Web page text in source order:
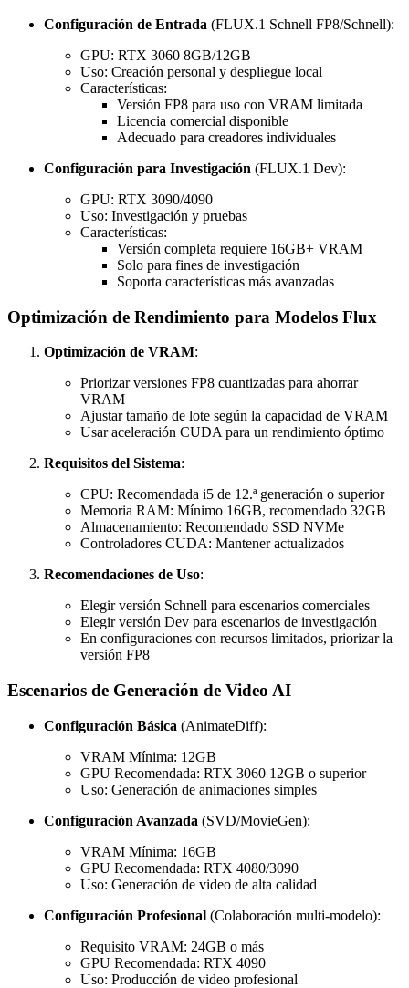
Configuración de Entrada (FLUX.1 Schnell FP8/Schnell):
GPU: RTX 3060 8GB/12GB
Uso: Creación personal y despliegue local
Características:
Versión FP8 para uso con VRAM limitada
Licencia comercial disponible
Adecuado para creadores individuales
Configuración para Investigación (FLUX.1 Dev):
GPU: RTX 3090/4090
Uso: Investigación y pruebas
Características:
Versión completa requiere 16GB+ VRAM
Solo para fines de investigación
Soporta características más avanzadas
Optimización de Rendimiento para Modelos Flux
Optimización de VRAM:
Priorizar versiones FP8 cuantizadas para ahorrar
VRAM
Ajustar tamaño de lote según la capacidad de VRAM
Usar aceleración CUDA para un rendimiento óptimo
Requisitos del Sistema:
CPU: Recomendada i5 de 12.ª generación o superior
Memoria RAM: Mínimo 16GB, recomendado 32GB
Almacenamiento: Recomendado SSD NVMe
Controladores CUDA: Mantener actualizados
Recomendaciones de Uso:
Elegir versión Schnell para escenarios comerciales
Elegir versión Dev para escenarios de investigación
En configuraciones con recursos limitados, priorizar la
versión FP8
Escenarios de Generación de Video AI
Configuración Básica (AnimateDiff):
VRAM Mínima: 12GB
GPU Recomendada: RTX 3060 12GB o superior
Uso: Generación de animaciones simples
Configuración Avanzada (SVD/MovieGen):
VRAM Mínima: 16GB
GPU Recomendada: RTX 4080/3090
Uso: Generación de video de alta calidad
Configuración Profesional (Colaboración multi-modelo):
Requisito VRAM: 24GB o más
GPU Recomendada: RTX 4090
Uso: Producción de video profesional